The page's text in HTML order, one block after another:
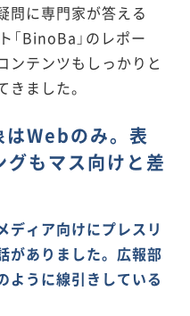
問に専門家が答える
「BinoBa」のレポー
ンテンツもしっかりと
ました。
Webのみ。表
もマス向けと差
ディア向けにプレスリ
がありました。広報部
ように線引きしている